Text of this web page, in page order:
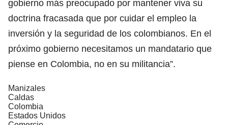
gobierno más preocupado por mantener viva su
doctrina fracasada que por cuidar el empleo la
inversión y la seguridad de los colombianos. En el
próximo gobierno necesitamos un mandatario que
piense en Colombia, no en su militancia”.
Manizales
Caldas
Colombia
Estados Unidos